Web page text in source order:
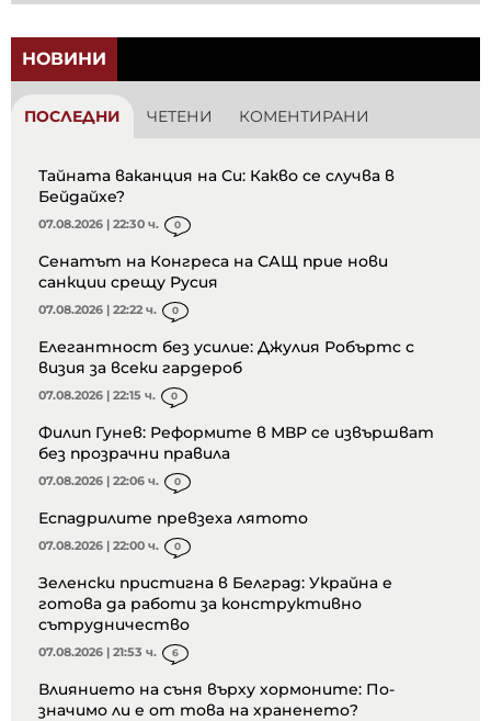
НОВИНИ
ПОСЛЕДНИ ЧЕТЕНИ КОМЕНТИРАНИ
Тайната ваканция на Си: Какво се случва в
Бейдайхе?
07.08.2026 | 22:30 ч. 0
Сенатът на Конгреса на САЩ прие нови
санкции срещу Русия
07.08.2026 | 22:22 ч. 0
Елегантност без усилие: Джулия Робъртс с
визия за всеки гардероб
07.08.2026 | 22:15 ч. 0
Филип Гунев: Реформите в МВР се извършват
без прозрачни правила
07.08.2026 | 22:06 ч. 0
Еспадрилите превзеха лятото
07.08.2026 | 22:00 ч. 0
Зеленски пристигна в Белград: Украйна е
готова да работи за конструктивно
сътрудничество
07.08.2026 | 21:53 ч. 6
Влиянието на съня върху хормоните: По-
значимо ли е от това на храненето?